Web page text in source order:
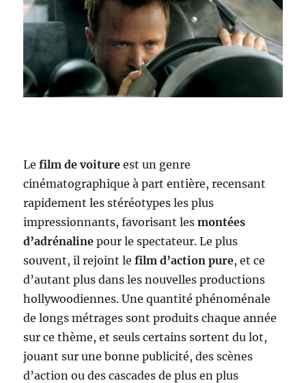
Lefilm de voiture est un genre
cinématographique à part entière, recensant
rapidement les stéréotypes les plus
impressionnants, favorisant lesmontées
d’adrénaline pour le spectateur. Le plus
souvent, il rejoint lefilm d’action pure, et ce
d’autant plus dans les nouvelles productions
hollywoodiennes. Une quantité phénoménale
de longs métrages sont produits chaque année
sur ce thème, et seuls certains sortent du lot,
jouant sur une bonne publicité, des scènes
d’action ou des cascades de plus en plus